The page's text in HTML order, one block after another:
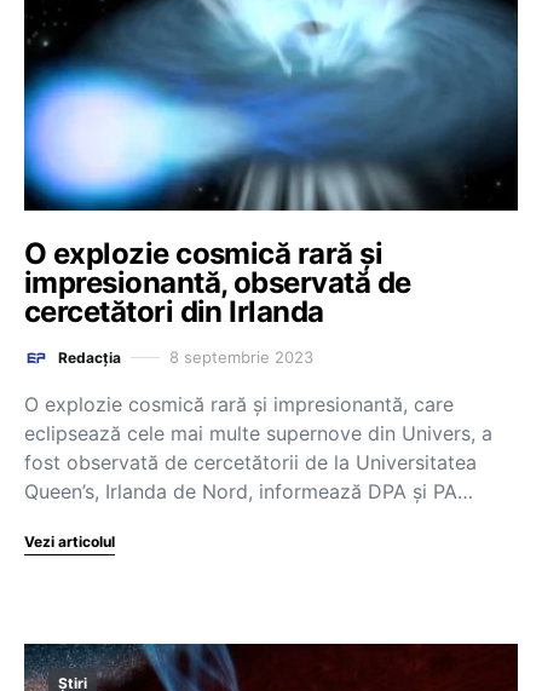
O explozie cosmică rară și
impresionantă, observată de
cercetători din Irlanda
Redacția 8 septembrie 2023
O explozie cosmică rară şi impresionantă, care
eclipsează cele mai multe supernove din Univers, a
fost observată de cercetătorii de la Universitatea
Queen’s, Irlanda de Nord, informează DPA şi PA…
Vezi articolul
Știri